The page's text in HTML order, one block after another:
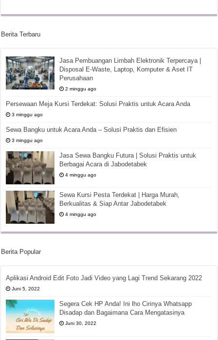
Berita Terbaru
Jasa Pembuangan Limbah Elektronik Terpercaya |
Disposal E-Waste, Laptop, Komputer & Aset IT
Perusahaan
2 minggu ago
Persewaan Meja Kursi Terdekat: Solusi Praktis untuk Acara Anda
3 minggu ago
Sewa Bangku untuk Acara Anda – Solusi Praktis dan Efisien
3 minggu ago
Jasa Sewa Bangku Futura | Solusi Praktis untuk
Berbagai Acara di Jabodetabek
4 minggu ago
Sewa Kursi Pesta Terdekat | Harga Murah,
Berkualitas & Siap Antar Jabodetabek
4 minggu ago
Berita Popular
Aplikasi Android Edit Foto Jadi Video yang Lagi Trend Sekarang 2022
Juni 5, 2022
Segera Cek HP Anda! Ini lho Cirinya Whatsapp
Disadap dan Bagaimana Cara Mengatasinya
Juni 30, 2022